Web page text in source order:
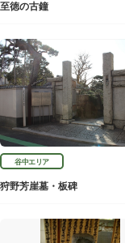
至徳の古鐘
谷中エリア
狩野芳崖墓・板碑